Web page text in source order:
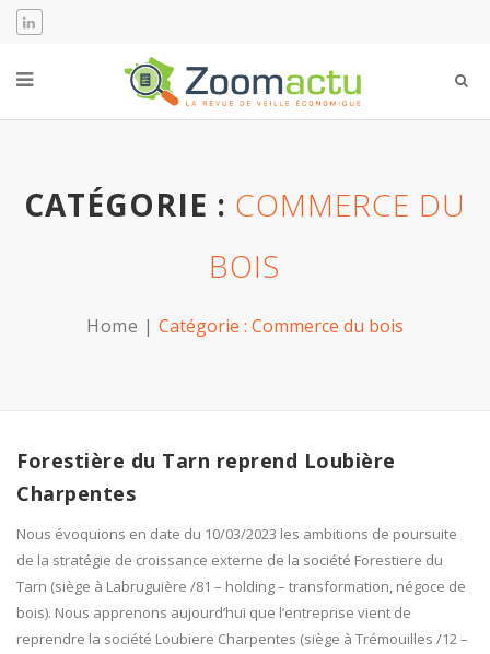
CATÉGORIE : COMMERCE DU
BOIS
Home Catégorie : Commerce du bois
Forestière du Tarn reprend Loubière
Charpentes
Nous évoquions en date du 10/03/2023 les ambitions de poursuite
de la stratégie de croissance externe de la société Forestiere du
Tarn (siège à Labruguière /81 – holding – transformation, négoce de
bois). Nous apprenons aujourd’hui que l’entreprise vient de
reprendre la société Loubiere Charpentes (siège à Trémouilles /12 –